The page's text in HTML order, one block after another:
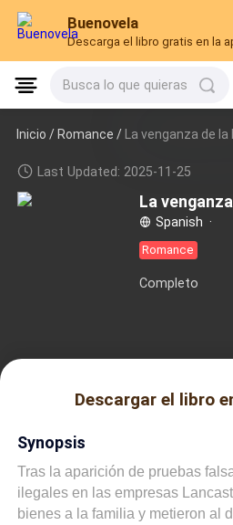
Buenovela
Descarga el libro gratis en la
Busca lo que quieras
Inicio /Romance / La venganza de la
Last Updated: 2025-11-25
La
Spanish ·
Romance
Completo
Descargar el libro
Synopsis
Tras la aparición de pruebas
ilegales en las empresas
bienes a la familia y metieron al